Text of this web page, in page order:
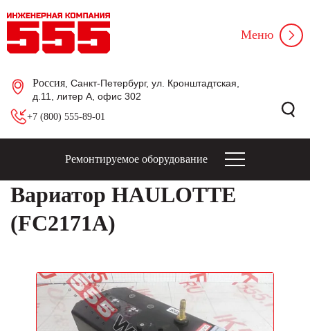
Россия , Санкт-Петербург, ул. Кронштадтская,
д.11, литер А, офис 302
+7 (800) 555-89-01
Меню
Ремонтируемое оборудование
Вариатор HAULOTTE
(FC2171A)